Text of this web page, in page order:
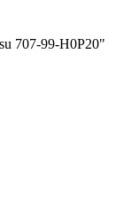
707-99-H0P20"